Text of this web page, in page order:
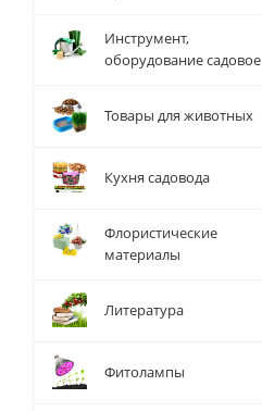
Инструмент,
оборудование садовое
Товары для животных
Кухня садовода
Флористические
материалы
Литература
Фитолампы